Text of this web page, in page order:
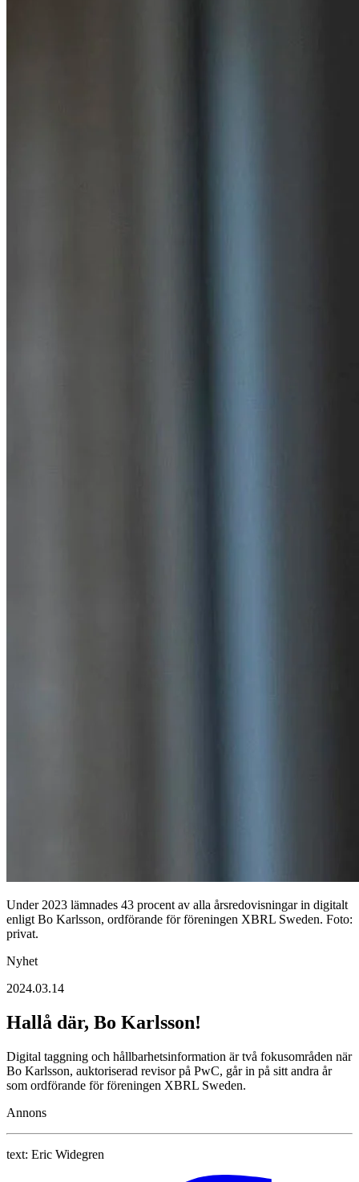
Under 2023 lämnades 43 procent av alla årsredovisningar in digitalt
enligt Bo Karlsson, ordförande för föreningen XBRL Sweden. Foto:
privat.
Nyhet
2024.03.14
Hallå där, Bo Karlsson!
Digital taggning och hållbarhetsinformation är två fokusområden när
Bo Karlsson, auktoriserad revisor på PwC, går in på sitt andra år
som ordförande för föreningen XBRL Sweden.
Annons
text: Eric Widegren